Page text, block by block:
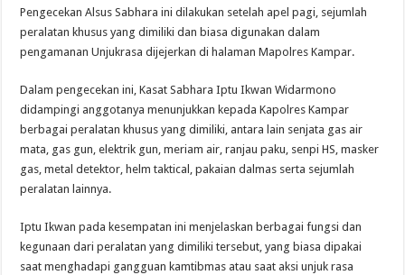
Presiden
Pengecekan Alsus Sabhara ini dilakukan setelah apel pagi, sejumlah
peralatan khusus yang dimiliki dan biasa digunakan dalam
pengamanan Unjukrasa dijejerkan di halaman Mapolres Kampar.
Dalam pengecekan ini, Kasat Sabhara Iptu Ikwan Widarmono
didampingi anggotanya menunjukkan kepada Kapolres Kampar
berbagai peralatan khusus yang dimiliki, antara lain senjata gas air
mata, gas gun, elektrik gun, meriam air, ranjau paku, senpi HS, masker
gas, metal detektor, helm taktical, pakaian dalmas serta sejumlah
peralatan lainnya.
Iptu Ikwan pada kesempatan ini menjelaskan berbagai fungsi dan
kegunaan dari peralatan yang dimiliki tersebut, yang biasa dipakai
saat menghadapi gangguan kamtibmas atau saat aksi unjuk rasa